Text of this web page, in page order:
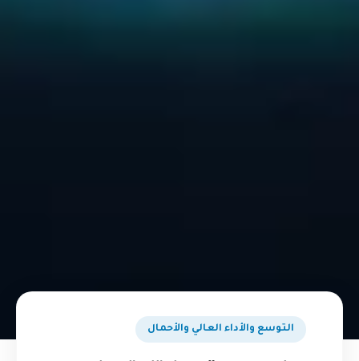
التوسع والأداء العالي والأحمال